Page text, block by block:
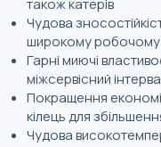
також катерів
Чудова
широкому робочому
Гарні миючі
міжсервісний
Покращення
кілець для
Чудова